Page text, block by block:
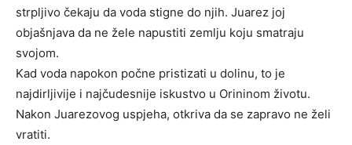
strpljivo čekaju da voda stigne do njih. Juarez joj
objašnjava da ne žele napustiti zemlju koju smatraju
svojom.
Kad voda napokon počne pristizati u dolinu, to je
najdirljivije i najčudesnije iskustvo u Orininom životu.
Nakon Juarezovog uspjeha, otkriva da se zapravo ne želi
vratiti.